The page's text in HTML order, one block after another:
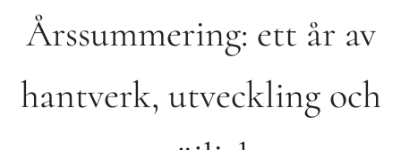
Årssummering: ett år av
hantverk, utveckling och